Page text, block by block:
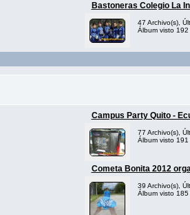
Bastoneras Colegio La
47 Archivo(s),
Álbum visto 192
Campus Party Quito -
77 Archivo(s),
Álbum visto 191
Cometa Bonita 2012
39 Archivo(s),
Álbum visto 185